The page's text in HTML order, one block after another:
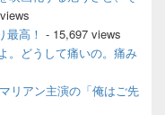
高！ - 15,697 views
。どうして痛いの。痛み
リアン主演の「俺はご先